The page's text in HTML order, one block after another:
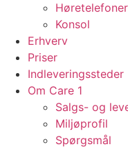
Høretelefoner
Konsol
Erhverv
Priser
Indleveringssteder
Om Care 1
Salgs- og
Miljøprofil
Spørgsmål